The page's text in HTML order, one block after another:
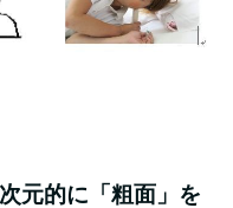
元的に「粗⾯」を